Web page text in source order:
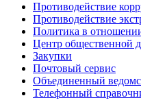
Противодействие
Противодействие
Политика в
Центр общественной
Закупки
Почтовый сервис
Объединенный
Телефонный